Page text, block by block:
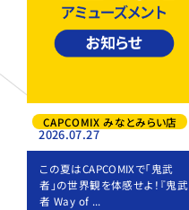
CAPCOMIX みなとみらい店
2026.07.27
この夏はCAPCOMIXで「鬼武
者」の世界観を体感せよ！『鬼武
者 Way of ...